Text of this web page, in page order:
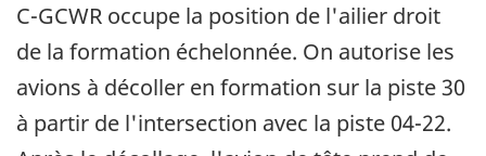
C-GCWR occupe la position de l'ailier droit
de la formation échelonnée. On autorise les
avions à décoller en formation sur la piste 30
à partir de l'intersection avec la piste 04-22.